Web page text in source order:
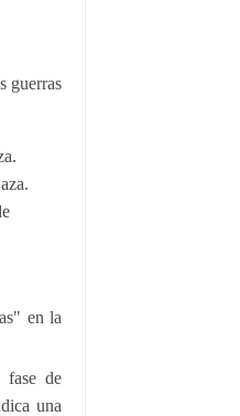
guerras
en la
fase de
una